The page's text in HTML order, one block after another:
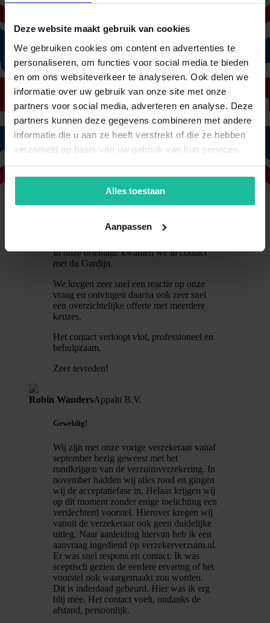
Deze website maakt gebruik van cookies
We gebruiken cookies om content en advertenties te
personaliseren, om functies voor social media te bieden
en om ons websiteverkeer te analyseren. Ook delen we
informatie over uw gebruik van onze site met onze
partners voor social media, adverteren en analyse. Deze
partners kunnen deze gegevens combineren met andere
informatie die u aan ze heeft verstrekt of die ze hebben
verzameld op basis van uw gebruik van hun services.
Alles toestaan
Aanpassen
kregen wij al snel een reactie, gevolgd
door een persoonlijk
kennismakingsgesprek.
Hierbij is goed advies gegeven, gekeken
naar onze praktijksituatie en de offertes.
Het contact verloopt soepel,
klantvriendelijk en professioneel en wij
zijn dan ook zeer tevreden over de
diensten en de communicatie.
Vlot, professioneel en behulpzaam
vorige verzekeraar teveel premie betaalden
in onze situatie.
In onze oriëntatie kwamen we in contact
met du Gardijn.
We kregen zeer snel een reactie op onze
vraag en ontvingen daarna ook zeer snel
een overzichtelijke offerte met meerdere
keuzes.
Het contact verloopt vlot, professioneel en
behulpzaam.
Zeer tevreden!
Robin WandersAppalti B.V.
Geweldig!
Wij zijn met onze vorige verzekeraar vanaf
september bezig geweest met het
rondkrijgen van de verzuimverzekering. In
november hadden wij alles rond en gingen
wij de acceptatiefase in. Helaas krijgen wij
op dit moment zonder enige toelichting een
verslechterd voorstel. Hierover kregen wij
vanuit de verzekeraar ook geen duidelijke
uitleg. Naar aanleiding hiervan heb ik een
aanvraag ingediend op verzekerverzuim.nl.
Er was snel respons en contact. Ik was
sceptisch gezien de eerdere ervaring of het
voorstel ook waargemaakt zou worden.
Dit is inderdaad gebeurd. Hier was ik erg
blij mee. Het contact voelt, ondanks de
afstand, persoonlijk.